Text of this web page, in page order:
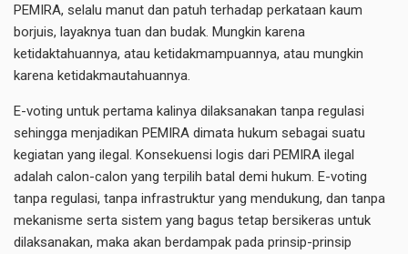
PEMIRA, selalu manut dan patuh terhadap perkataan kaum
borjuis, layaknya tuan dan budak. Mungkin karena
ketidaktahuannya, atau ketidakmampuannya, atau mungkin
karena ketidakmautahuannya.
E-voting untuk pertama kalinya dilaksanakan tanpa regulasi
sehingga menjadikan PEMIRA dimata hukum sebagai suatu
kegiatan yang ilegal. Konsekuensi logis dari PEMIRA ilegal
adalah calon-calon yang terpilih batal demi hukum. E-voting
tanpa regulasi, tanpa infrastruktur yang mendukung, dan tanpa
mekanisme serta sistem yang bagus tetap bersikeras untuk
dilaksanakan, maka akan berdampak pada prinsip-prinsip